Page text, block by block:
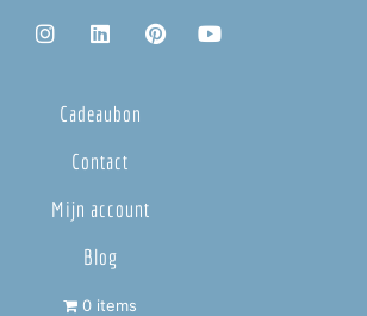
Cadeaubon
Contact
Mijn account
Blog
0 items